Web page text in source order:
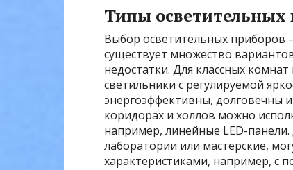
Типы осветительных
Выбор осветительных приборов
существует множество
недостатки. Для классных
светильники с регулируемой
энергоэффективны, долговечны
коридорах и холлов можно
например, линейные LED-
лаборатории или мастерские,
характеристиками, например, с